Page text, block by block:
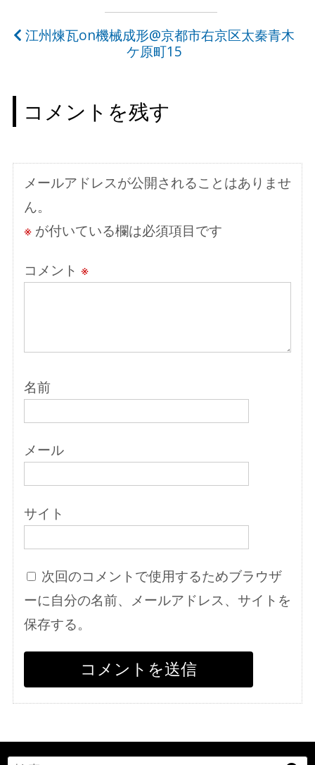
ナ
ゲ
ー
ョ
ン
江州煉瓦on機械成形@京都市右京区太秦青木
ケ原町15
コメントを残す
メールアドレスが公開されることはありませ
ん。
※が付いている欄は必須項目です
コメント ※
名前
メール
サイト
次回のコメントで使用するためブラウザ
ーに自分の名前、メールアドレス、サイトを
保存する。